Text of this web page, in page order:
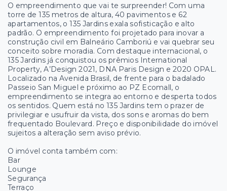
O empreendimento que vai te surpreender! Com uma
torre de 135 metros de altura, 40 pavimentos e 62
apartamentos, o 135 Jardins exala sofisticação e alto
padrão. O empreendimento foi projetado para inovar a
construção civil em Balneário Camboriú e vai quebrar seu
conceito sobre moradia. Com destaque internacional, o
135 Jardins já conquistou os prêmios International
Property, A’Design 2021, DNA Paris Design e 2020 OPAL.
Localizado na Avenida Brasil, de frente para o badalado
Passeio San Miguel e próximo ao PZ Ecomall, o
empreendimento se integra ao entorno e desperta todos
os sentidos. Quem está no 135 Jardins tem o prazer de
privilegiar e usufruir da vista, dos sons e aromas do bem
frequentado Boulevard. Preço e disponibilidade do imóvel
sujeitos a alteração sem aviso prévio.
O imóvel conta também com:
Bar
Lounge
Segurança
Terraço